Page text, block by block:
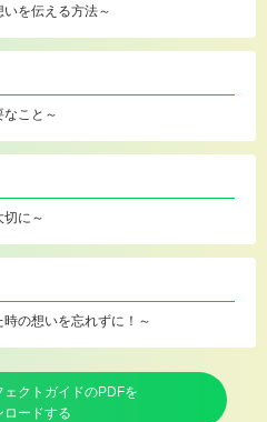
を伝える方法～
こと～
に～
の想いを忘れずに！～
ェクトガイドのPDFを
ロードする